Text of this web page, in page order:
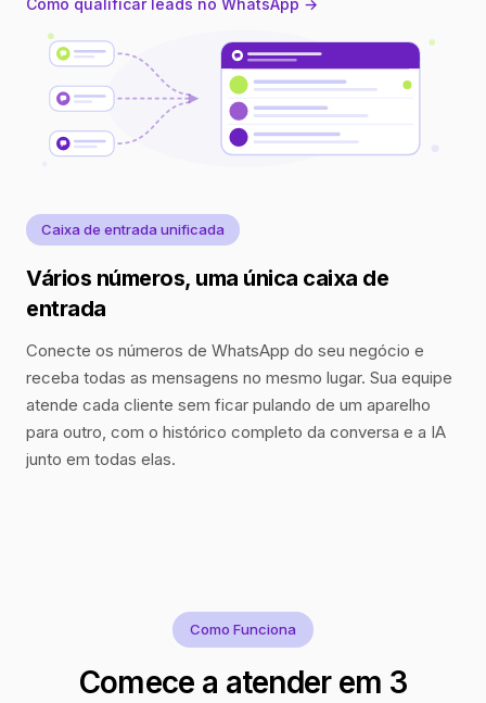
Como qualificar leads no WhatsApp →
Caixa de entrada unificada
Vários números, uma única caixa de
entrada
Conecte os números de WhatsApp do seu negócio e
receba todas as mensagens no mesmo lugar. Sua equipe
atende cada cliente sem ficar pulando de um aparelho
para outro, com o histórico completo da conversa e a IA
junto em todas elas.
Como Funciona
Comece a atender em 3